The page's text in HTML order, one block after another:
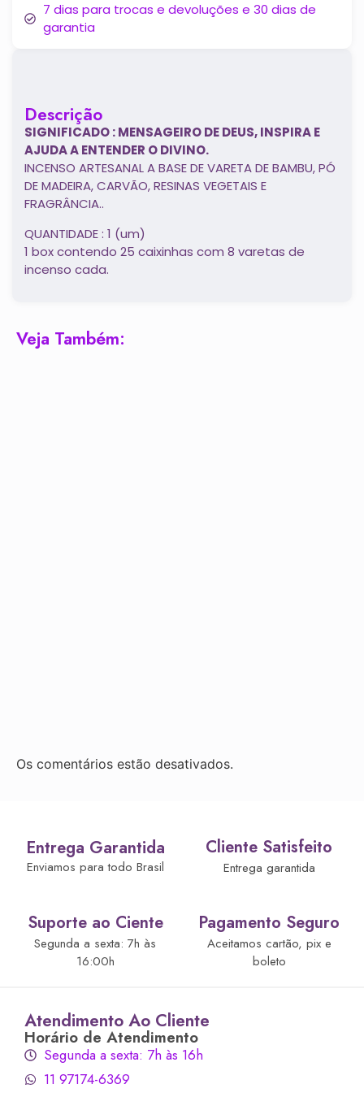
Descrição
SIGNIFICADO : MENSAGEIRO DE DEUS, INSPIRA E
AJUDA A ENTENDER O DIVINO.
INCENSO ARTESANAL A BASE DE VARETA DE BAMBU, PÓ
DE MADEIRA, CARVÃO, RESINAS VEGETAIS E
FRAGRÂNCIA..
QUANTIDADE : 1 (um)
1 box contendo 25 caixinhas com 8 varetas de
incenso cada.
7 dias para trocas e devoluções e 30 dias de
garantia
Veja Também:
Os comentários estão desativados.
Entrega Garantida
Enviamos para todo Brasil
Cliente Satisfeito
Entrega garantida
Suporte ao Ciente
Segunda a sexta: 7h às
16:00h
Pagamento Seguro
Aceitamos cartão, pix e
boleto
Atendimento Ao Cliente
Horário de Atendimento
Segunda a sexta: 7h às 16h
11 97174-6369